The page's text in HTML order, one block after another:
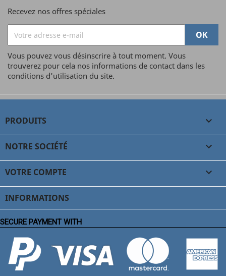
Recevez nos offres spéciales
Vous pouvez vous désinscrire à tout moment. Vous
trouverez pour cela nos informations de contact dans les
conditions d'utilisation du site.
PRODUITS 
NOTRE SOCIÉTÉ 
VOTRE COMPTE 
INFORMATIONS
SECURE PAYMENT WITH